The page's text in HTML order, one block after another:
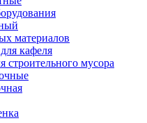
материалов
кафеля
строительного мусора